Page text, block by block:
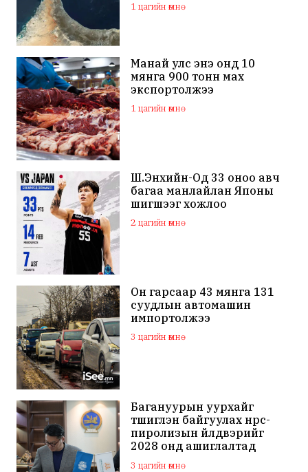
1 цагийн өмнө
Манай улс энэ онд 10
мянга 900 тонн мах
экспортолжээ
1 цагийн өмнө
Ш.Энхийн-Од 33 оноо авч
багаа манлайлан Японы
шигшээг хожлоо
2 цагийн өмнө
Он гарсаар 43 мянга 131
суудлын автомашин
импортолжээ
3 цагийн өмнө
Багануурын уурхайг
түшиглэн байгуулах нүүрс-
пиролизын үйлдвэрийг
2028 онд ашиглалтад
оруулна
3 цагийн өмнө